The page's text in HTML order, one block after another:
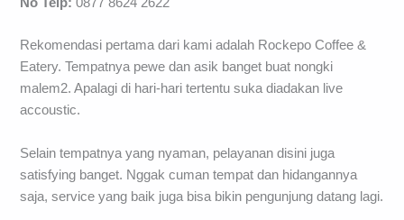
Rekomendasi pertama dari kami adalah Rockepo Coffee &
Eatery. Tempatnya pewe dan asik banget buat nongki
malem2. Apalagi di hari-hari tertentu suka diadakan live
accoustic.
Selain tempatnya yang nyaman, pelayanan disini juga
satisfying banget. Nggak cuman tempat dan hidangannya
saja, service yang baik juga bisa bikin pengunjung datang lagi.